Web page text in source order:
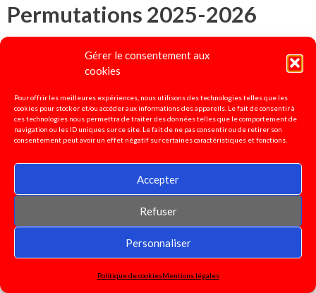
Gérer le consentement aux
cookies
Pour offrir les meilleures expériences, nous utilisons des technologies telles que les
cookies pour stocker et/ou accéder aux informations des appareils. Le fait de consentir à
ces technologies nous permettra de traiter des données telles que le comportement de
navigation ou les ID uniques sur ce site. Le fait de ne pas consentir ou de retirer son
consentement peut avoir un effet négatif sur certaines caractéristiques et fonctions.
Accepter
Refuser
Personnaliser
Politique de cookiesMentions légales
Permutations 2025-2026
- Lien vers la carte des résultats des années
précédentes :Carte résultats
Calculateur de barème et fiche de suivi mis à
https://fo-snudi.fr/permutations/
- Lien vers la Note de service parue au
BO spécial n° 39 du 16 octobre :mouvement
- Lien vers les pièces justificatives à fournir